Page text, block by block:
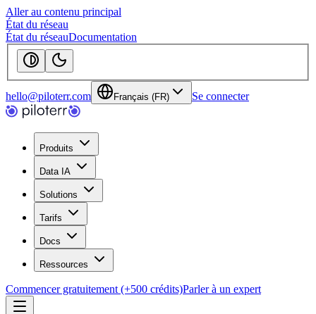
Aller au contenu principal
État du réseau
État du réseauDocumentation
hello@piloterr.com Français (FR) Se connecter
Produits
Data IA
Solutions
Tarifs
Docs
Ressources
Commencer gratuitement (+500 crédits)Parler à un expert